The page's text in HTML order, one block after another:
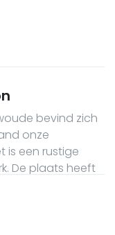
bevind zich
onze
is een rustige
De plaats heeft
en mooi
is van alle